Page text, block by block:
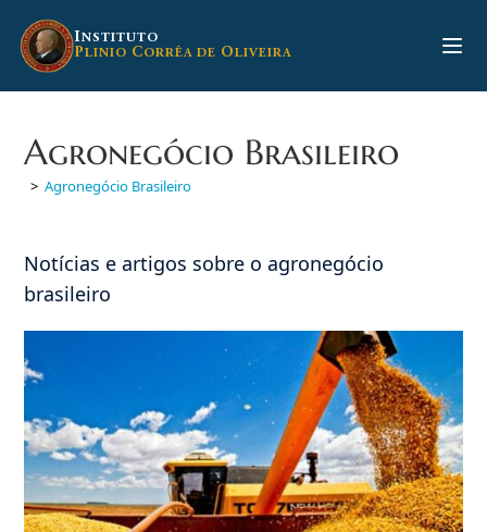
para
INSTITUTO
PLINIO CORRÊA DE OLIVEIRA
Agronegócio Brasileiro
> Agronegócio Brasileiro
Notícias e artigos sobre o agronegócio
brasileiro